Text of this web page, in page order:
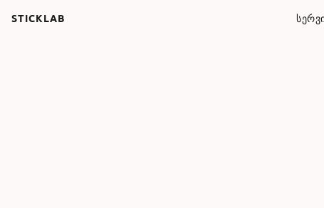
STICKLAB